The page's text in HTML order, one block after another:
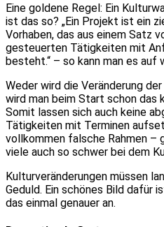
Eine goldene Regel: Ein
ist das so? „Ein Projekt ist ein
Vorhaben, das aus einem Satz
gesteuerten Tätigkeiten mit
besteht.“ – so kann man es auf
Weder wird die Veränderung
wird man beim Start schon das
Somit lassen sich auch keine
Tätigkeiten mit Terminen
vollkommen falsche Rahmen –
viele auch so schwer bei dem
Kulturveränderungen müssen
Geduld. Ein schönes Bild dafür
das einmal genauer an.